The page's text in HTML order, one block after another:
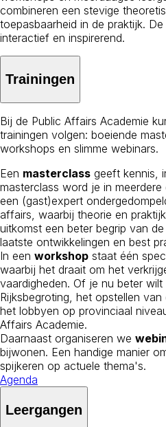
combineren een stevige
toepasbaarheid in de praktijk.
interactief en inspirerend.
Trainingen
Bij de Public Affairs Academie
trainingen volgen: boeiende
workshops en slimme webinars.
Een masterclass geeft kennis,
masterclass word je in
een (gast)expert
affairs, waarbij theorie en
uitkomst een beter begrip van
laatste ontwikkelingen en best
In een workshop staat één
waarbij het draait om het
vaardigheden. Of je nu beter
Rijksbegroting, het opstellen
het lobbyen op provinciaal
Affairs Academie.
Daarnaast organiseren we
bijwonen. Een handige manier
spijkeren op actuele thema's.
Agenda
Leergangen